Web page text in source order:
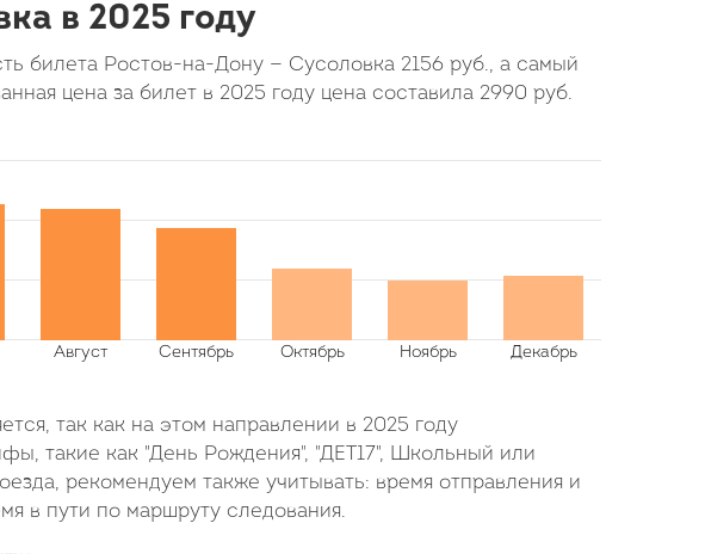
в 2025 году
билета Ростов-на-Дону — Сусоловка 2156 руб., а самый
цена за билет в 2025 году цена составила 2990 руб.
так как на этом направлении в 2025 году
такие как "День Рождения", "ДЕТ17", Школьный или
рекомендуем также учитывать: время отправления и
в пути по маршруту следования.